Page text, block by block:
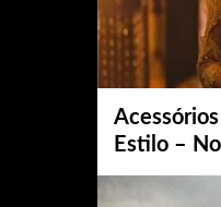
Estilo –